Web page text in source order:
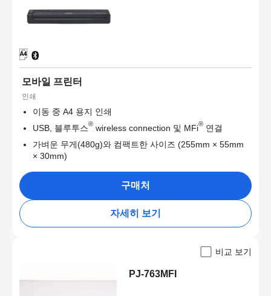
모바일 프린터
인쇄
이동 중 A4 용지 인쇄
USB, 블루투스® wireless connection 및 MFi® 연결
가벼운 무게(480g)와 컴팩트한 사이즈 (255mm × 55mm
× 30mm)
구매처
자세히 보기
비교 보기
PJ-763MFI